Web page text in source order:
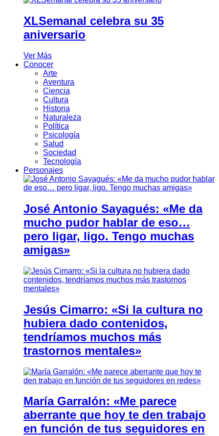
XLSemanal celebra su 35
aniversario
Ver Más
Conocer
Arte
Aventura
Ciencia
Cultura
Historia
Naturaleza
Política
Psicología
Salud
Sociedad
Tecnología
Personajes
José Antonio Sayagués: «Me da
mucho pudor hablar de eso…
pero ligar, ligo. Tengo muchas
amigas»
Jesús Cimarro: «Si la cultura no
hubiera dado contenidos,
tendríamos muchos más
trastornos mentales»
María Garralón: «Me parece
aberrante que hoy te den trabajo
en función de tus seguidores en